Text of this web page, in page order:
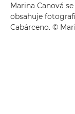
Marina Canová
obsahuje
Cabárceno. ©